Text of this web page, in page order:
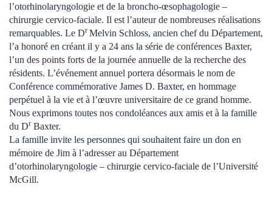
l’otorhinolaryngologie et de la broncho-œsophagologie –
chirurgie cervico-faciale. Il est l’auteur de nombreuses réalisations
remarquables. Le Dr Melvin Schloss, ancien chef du Département,
l’a honoré en créant il y a 24 ans la série de conférences Baxter,
l’un des points forts de la journée annuelle de la recherche des
résidents. L’événement annuel portera désormais le nom de
Conférence commémorative James D. Baxter, en hommage
perpétuel à la vie et à l’œuvre universitaire de ce grand homme.
Nous exprimons toutes nos condoléances aux amis et à la famille
du Dr Baxter.
La famille invite les personnes qui souhaitent faire un don en
mémoire de Jim à l’adresser au Département
d’otorhinolaryngologie – chirurgie cervico-faciale de l’Université
McGill.